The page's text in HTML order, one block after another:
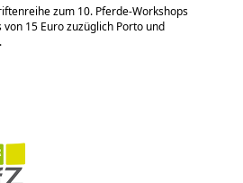
zum 10. Pferde-Workshops
15 Euro zuzüglich Porto und